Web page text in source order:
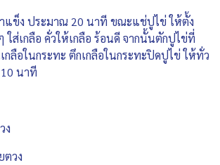
แข็ง ประมาณ 20 นาที ขณะแช่ปูไข่ ให้ตั้ง
ใส่เกลือ คั่วให้เกลือ ร้อนดี จากนั้นตักปูไข่ที่
ลือในกระทะ ตึกเกลือในกระทะปิดปูไข่ ให้ทั่ว
นาที
ง
วง